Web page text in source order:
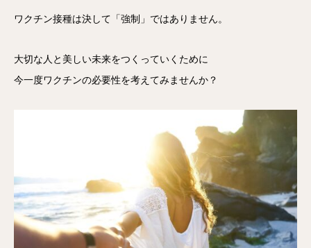
ワクチン接種は決して「強制」ではありません。
大切な人と美しい未来をつくっていくために
今一度ワクチンの必要性を考えてみませんか？